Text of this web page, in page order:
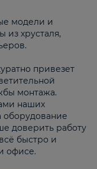
модели и
из хрусталя,
привезет
монтажа.
наших
оборудование
доверить работу
быстро и
офисе.